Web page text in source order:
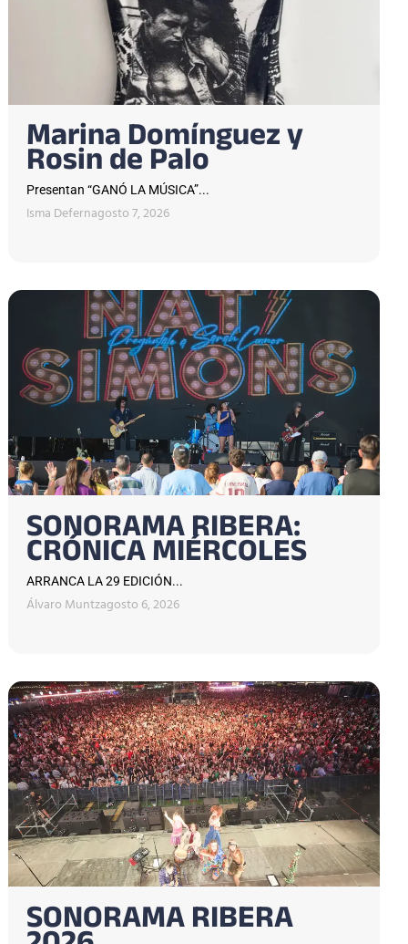
Marina Domínguez y
Rosin de Palo
Presentan “GANÓ LA MÚSICA”...
Isma Defernagosto 7, 2026
SONORAMA RIBERA:
CRÓNICA MIÉRCOLES
ARRANCA LA 29 EDICIÓN...
Álvaro Muntzagosto 6, 2026
SONORAMA RIBERA